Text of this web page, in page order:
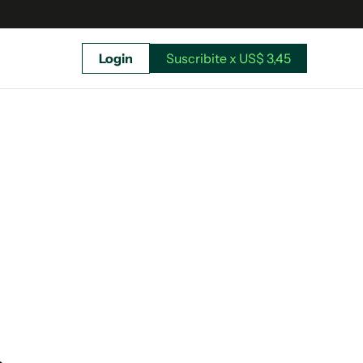
Login Suscribite x US$ 3,45